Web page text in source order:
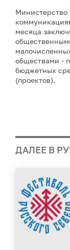
Министерство
месяца
обществами -
бюджетных
(проектов).
ДАЛЕЕ В